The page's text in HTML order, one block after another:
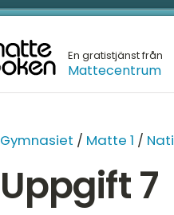
En gratistjänst från
Mattecentrum
Gymnasiet / Matte 1 /
Uppgift 7